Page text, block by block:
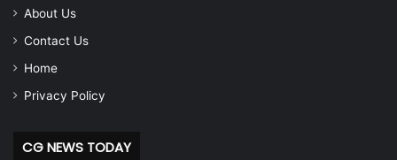
About Us
Contact Us
Home
Privacy Policy
CG NEWS TODAY